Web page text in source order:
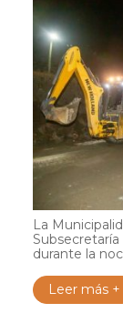
La
durante la
Leer más +